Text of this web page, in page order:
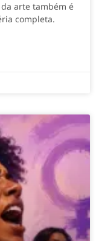
arte também é
completa.